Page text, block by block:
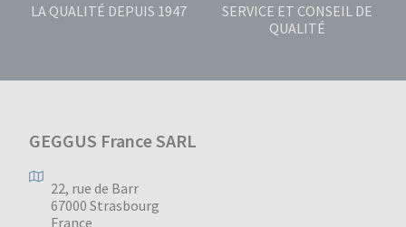
LA QUALITÉ DEPUIS 1947
SERVICE ET CONSEIL DE
QUALITÉ
GEGGUS France SARL
22, rue de Barr
67000 Strasbourg
France